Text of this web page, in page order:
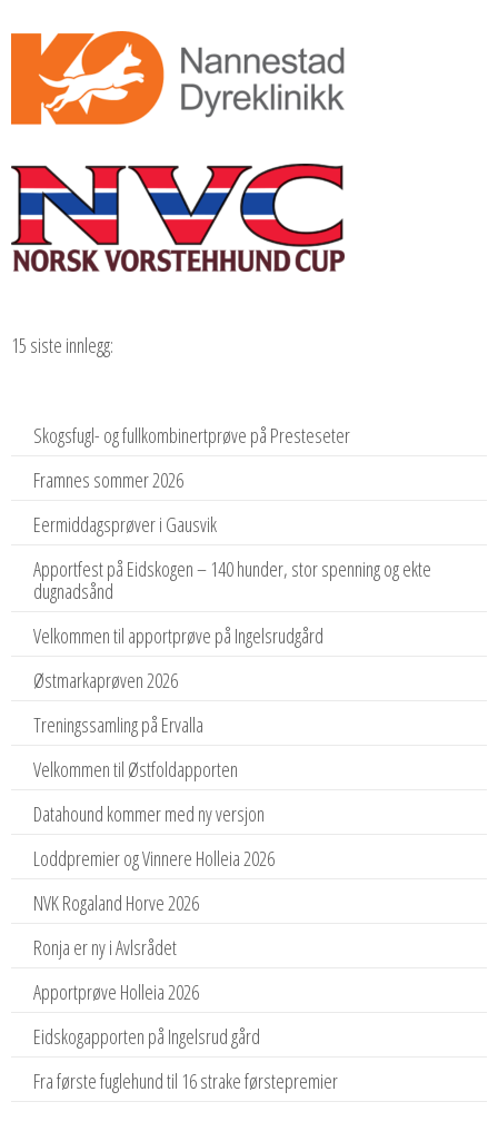
15 siste innlegg:
Skogsfugl- og fullkombinertprøve på Presteseter
Framnes sommer 2026
Eermiddagsprøver i Gausvik
Apportfest på Eidskogen – 140 hunder, stor spenning og ekte
dugnadsånd
Velkommen til apportprøve på Ingelsrudgård
Østmarkaprøven 2026
Treningssamling på Ervalla
Velkommen til Østfoldapporten
Datahound kommer med ny versjon
Loddpremier og Vinnere Holleia 2026
NVK Rogaland Horve 2026
Ronja er ny i Avlsrådet
Apportprøve Holleia 2026
Eidskogapporten på Ingelsrud gård
Fra første fuglehund til 16 strake førstepremier